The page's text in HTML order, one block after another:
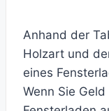
Anhand der
Holzart und
eines
Wenn Sie